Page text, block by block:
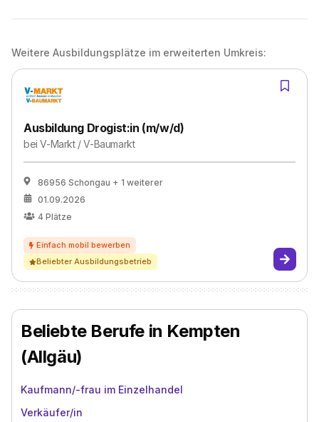
Weitere Ausbildungsplätze im erweiterten Umkreis:
Ausbildung Drogist:in (m/w/d)
beiV-Markt / V-Baumarkt
86956 Schongau + 1 weiterer
01.09.2026
4 Plätze
Beliebter Ausbildungsbetrieb
Beliebte Berufe in Kempten
(Allgäu)
Kaufmann/-frau im Einzelhandel
Verkäufer/in